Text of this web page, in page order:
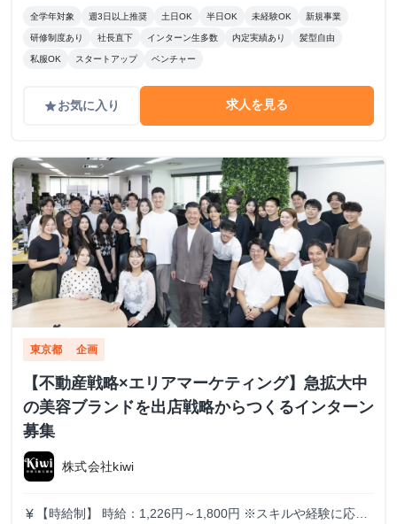
円 /入社1年 400,000円 /入社1年半 500,000円 /入社2年
全学年対象 週3日以上推奨 土日OK 半日OK 未経験OK 新規事業
研修制度あり 社長直下 インターン生多数 内定実績あり 髪型自由
私服OK スタートアップ ベンチャー
gradeお気に入り 求人を見る
東京都 企画
【不動産戦略×エリアマーケティング】急拡大中
の美容ブランドを出店戦略からつくるインターン
募集
株式会社kiwi
currency_yen
【時給制】 時給：1,226円～1,800円 ※スキルや経験に応じ